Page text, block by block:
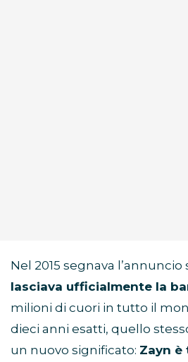
Nel 2015 segnava l’annuncio
lasciava ufficialmente la
milioni di cuori in tutto il
dieci anni esatti, quello
un nuovo significato: Zayn